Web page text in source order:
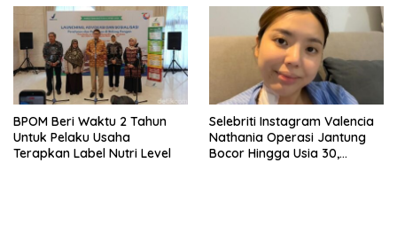
BPOM Beri Waktu 2 Tahun
Untuk Pelaku Usaha
Terapkan Label Nutri Level
Selebriti Instagram Valencia
Nathania Operasi Jantung
Bocor Hingga Usia 30,